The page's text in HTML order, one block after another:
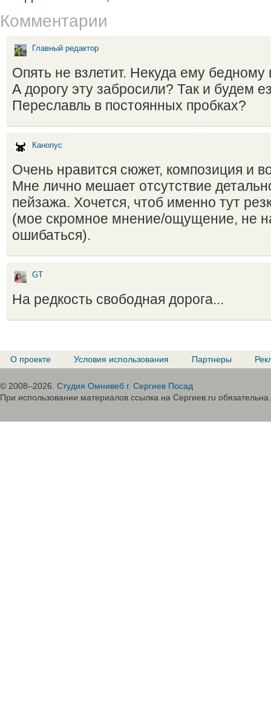
Комментарии
Главный редактор
Опять не взлетит. Некуда ему бедному
А дорогу эту забросили? Так и будем
Переславль в постоянных пробках?
Канопус
Очень нравится сюжет, композиция и
Мне лично мешает отсутствие
пейзажа. Хочется, чтоб именно тут
(мое скромное мнение/ощущение, не
ошибаться).
GT
На редкость свободная дорога...
О проекте Условия использования Партнеры
© 2008–2026. Студия Омнивеб г. Сергиев Посад
При использовании материалов ссылка на Сергиев.ru обязательна.